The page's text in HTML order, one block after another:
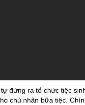
đứng ra tổ chức tiệc
chủ nhân bữa tiệc.